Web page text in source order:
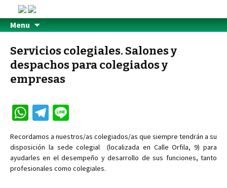
Menu
Servicios colegiales. Salones y
despachos para colegiados y
empresas
W
h
at
sA
p
Te
gr
a
m
n
e
Recordamos a nuestros/as colegiados/as que siempre tendrán a su
disposición la sede colegial (localizada en Calle Orfila, 9) para
ayudarles en el desempeño y desarrollo de sus funciones, tanto
profesionales como colegiales.